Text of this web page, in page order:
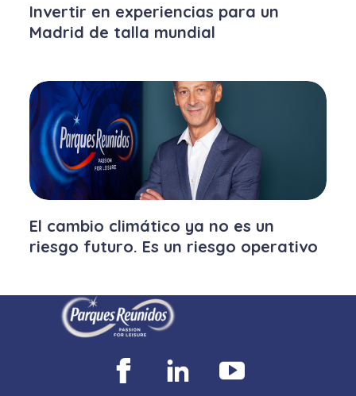
Invertir en experiencias para un
Madrid de talla mundial
El cambio climático ya no es un
riesgo futuro. Es un riesgo operativo